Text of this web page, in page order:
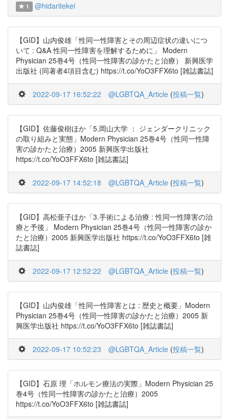
1 @hidaritekei
【GID】山内俊雄「性同一性障害とその周辺症状の違いにつ
いて : Q&A 性同一性障害を理解するために」 Modern
Physician 25巻4号（性同一性障害の診かたと治療） 新興医学
出版社 (同著者4項目含む) https://t.co/YoO3FFX6to [雑誌書誌]
2022-09-17 16:52:22 @LGBTQA_Article (投稿一覧)
【GID】佐藤俊樹ほか「5.岡山大学 ： ジェンダークリニック
の取り組みと実態」Modern Physician 25巻4号（性同一性障
害の診かたと治療）2005 新興医学出版社
https://t.co/YoO3FFX6to [雑誌書誌]
2022-09-17 14:52:18 @LGBTQA_Article (投稿一覧)
【GID】高松亜子ほか「3.手術による治療 : 性同一性障害の治
療と予後」 Modern Physician 25巻4号（性同一性障害の診か
たと治療）2005 新興医学出版社 https://t.co/YoO3FFX6to [雑
誌書誌]
2022-09-17 12:52:22 @LGBTQA_Article (投稿一覧)
【GID】山内俊雄「性同一性障害とは : 歴史と概要」Modern
Physician 25巻4号（性同一性障害の診かたと治療）2005 新
興医学出版社 https://t.co/YoO3FFX6to [雑誌書誌]
2022-09-17 10:52:23 @LGBTQA_Article (投稿一覧)
【GID】石原 理「ホルモン療法の実際」Modern Physician 25
巻4号（性同一性障害の診かたと治療）2005
https://t.co/YoO3FFX6to [雑誌書誌]